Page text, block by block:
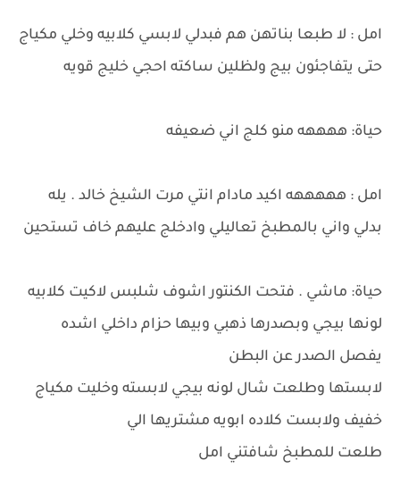
امل : لا طبعا بناتهن هم فبدلي لابسي كلابيه وخلي مكياج
حتى يتفاجئون بيج ولظلين ساكته احجي خليج قويه
حياة: ههههه منو كلج اني ضعيفه
امل : هههههه اكيد مادام انتي مرت الشيخ خالد . يله
بدلي واني بالمطبخ تعاليلي وادخلج عليهم خاف تستحين
حياة: ماشي . فتحت الكنتور اشوف شلبس لاكيت كلابيه
لونها بيجي وبصدرها ذهبي وبيها حزام داخلي اشده
يفصل الصدر عن البطن
لابستها وطلعت شال لونه بيجي لابسته وخليت مكياج
خفيف ولابست كلاده ابويه مشتريها الي
طلعت للمطبخ شافتني امل